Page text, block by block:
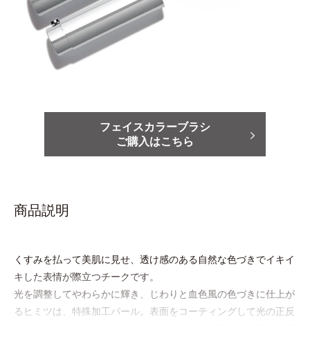
フェイスカラーブラシ
ご購入はこちら
商品説明
くすみを払って美肌に見せ、透け感のある自然な色づきでイキイ
キした表情が際立つチークです。
光を調整してやわらかに輝き、じわりと血色風の色づきに仕上が
るヒミツは、特殊加工パール。表面をコーティングして光の正反